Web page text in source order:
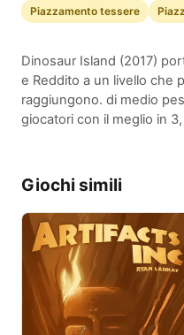
Piazzamento tessere
Dinosaur Island (2017)
e Reddito a un livello che
raggiungono. di medio
giocatori con il meglio in
Giochi simili